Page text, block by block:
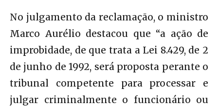
No julgamento da reclamação, o ministro
Marco Aurélio destacou que “a ação de
improbidade, de que trata a Lei 8.429, de 2
de junho de 1992, será proposta perante o
tribunal competente para processar e
julgar criminalmente o funcionário ou